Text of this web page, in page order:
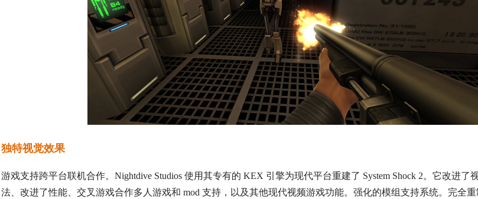
独特视觉效果
游戏支持跨平台联机合作。Nightdive Studios 使用其专有的 KEX 引擎为现代平台重建了 System Shock 2。它改进了
法、改进了性能、交叉游戏合作多人游戏和 mod 支持，以及其他现代视频游戏功能。强化的模组支持系统。完全